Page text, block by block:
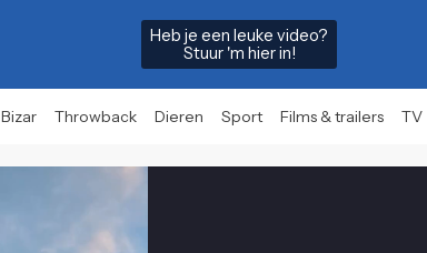
Heb je een leuke video?
Stuur 'm hier in!
Bizar Throwback Dieren Sport Films & trailers TV